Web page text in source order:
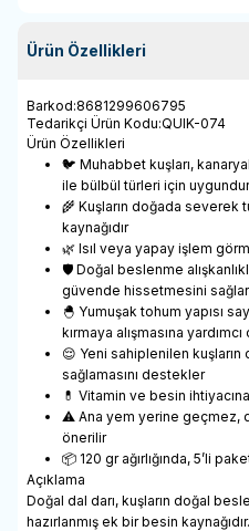
Ürün Özellikleri
Barkod:8681299606795
Tedarikçi Ürün Kodu:QUIK-074
Ürün Özellikleri
🐦 Muhabbet kuşları,
ile bülbül türleri için uygundur
🌾 Kuşların doğada
kaynağıdır
🌿 Isıl veya yapay işlem
🛡️ Doğal beslenme
güvende hissetmesini sağlar
🐣 Yumuşak tohum yapısı
kırmaya alışmasına yardımcı
😌 Yeni sahiplenilen kuşların
sağlamasını destekler
💊 Vitamin ve besin
⚠️ Ana yem yerine geçmez,
önerilir
📦 120 gr ağırlığında, 5’li
Açıklama
Doğal dal darı, kuşların doğal
hazırlanmış ek bir besin